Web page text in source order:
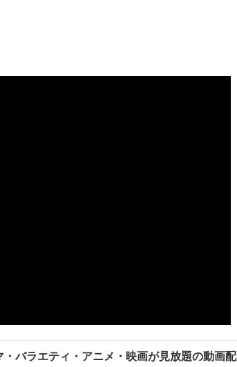
・バラエティ・アニメ・映画が見放題の動画配